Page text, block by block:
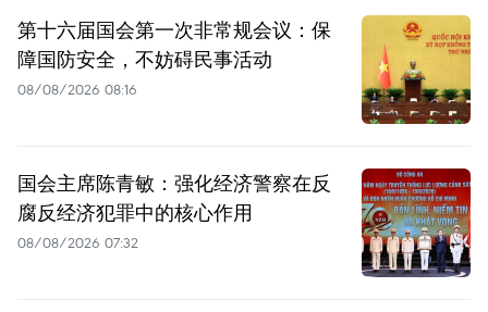
第十六届国会第一次非常规会议：保
障国防安全，不妨碍民事活动
08/08/2026 08:16
国会主席陈青敏：强化经济警察在反
腐反经济犯罪中的核心作用
08/08/2026 07:32